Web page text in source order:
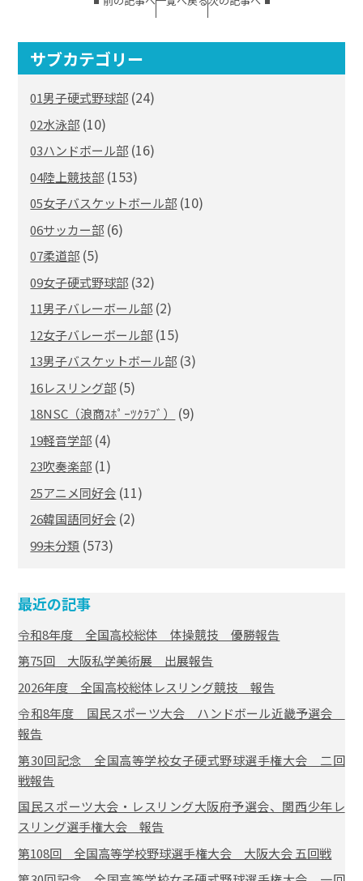
サブカテゴリー
01男子硬式野球部 (24)
02水泳部 (10)
03ハンドボール部 (16)
04陸上競技部 (153)
05女子バスケットボール部 (10)
06サッカー部 (6)
07柔道部 (5)
09女子硬式野球部 (32)
11男子バレーボール部 (2)
12女子バレーボール部 (15)
13男子バスケットボール部 (3)
16レスリング部 (5)
18NSC（浪商ｽﾎﾟｰﾂｸﾗﾌﾞ） (9)
19軽音学部 (4)
23吹奏楽部 (1)
25アニメ同好会 (11)
26韓国語同好会 (2)
99未分類 (573)
最近の記事
令和8年度 全国高校総体 体操競技 優勝報告
第75回 大阪私学美術展 出展報告
2026年度 全国高校総体レスリング競技 報告
令和8年度 国民スポーツ大会 ハンドボール近畿予選会
報告
第30回記念 全国高等学校女子硬式野球選手権大会 二回
戦報告
国民スポーツ大会・レスリング大阪府予選会、関西少年レ
スリング選手権大会 報告
第108回 全国高等学校野球選手権大会 大阪大会 五回戦